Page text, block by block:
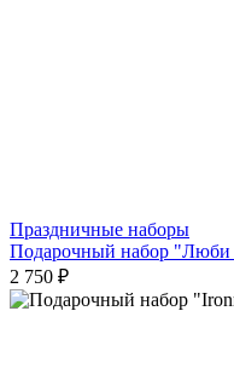
Праздничные наборы
Подарочный набор
2 750 ₽